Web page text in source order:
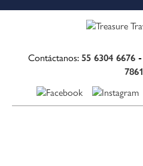
Contáctanos: 55 6304 6676 -
7861